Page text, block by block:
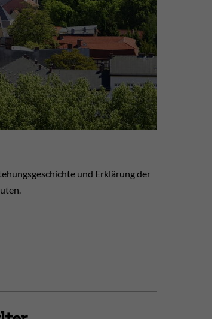
und Erklärung der